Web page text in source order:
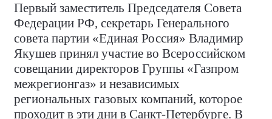
Первый заместитель Председателя Совета
Федерации РФ, секретарь Генерального
совета партии «Единая Россия» Владимир
Якушев принял участие во Всероссийском
совещании директоров Группы «Газпром
межрегионгаз» и независимых
региональных газовых компаний, которое
проходит в эти дни в Санкт-Петербурге. В